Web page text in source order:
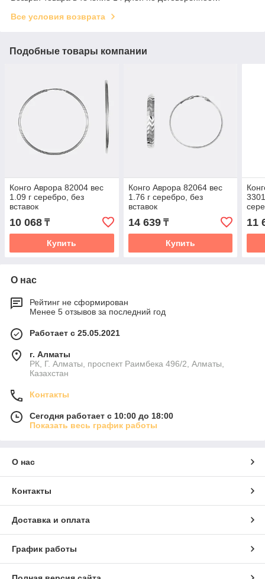
Все условия возврата
Подобные товары компании
Конго Аврора 82004 вес
1.09 г серебро, без
вставок
10 068 ₸
Купить
Конго Аврора 82064 вес
1.76 г серебро, без
вставок
14 639₸
Купить
11
О нас
Рейтинг не сформирован
Менее 5 отзывов за последний год
Работает с 25.05.2021
г. Алматы
РК, Г. Алматы, проспект Раимбека 496/2, Алматы,
Казахстан
Контакты
Сегодня работает с 10:00 до 18:00
Показать весь график работы
О нас
Контакты
Доставка и оплата
График работы